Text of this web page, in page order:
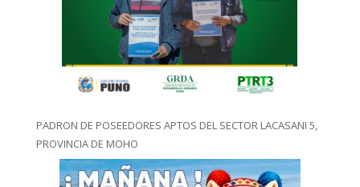
PADRON DE POSEEDORES APTOS DEL SECTOR LACASANI 5,
PROVINCIA DE MOHO